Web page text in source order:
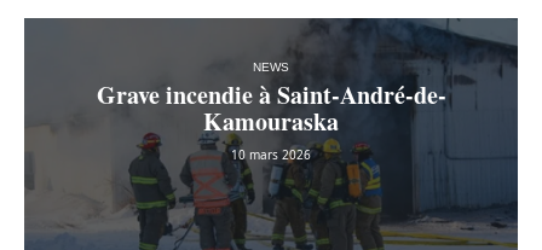
NEWS
Grave incendie à Saint-André-de-
Kamouraska
10 mars 2026